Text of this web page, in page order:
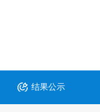
结果公示